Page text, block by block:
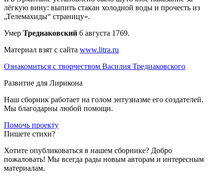
лёгкую вину: выпить стакан холодной воды и прочесть из
„Телемахиды“ страницу».
Умер Тредиаковский 6 августа 1769.
Материал взят с сайта www.litra.ru
Ознакомиться с творчеством Василия Тредиаковского
Развитие для Лирикона
Наш сборник работает на голом энтузиазме его создателей.
Мы благодарны любой помощи.
Помочь проекту
Пишете стихи?
Хотите опубликоваться в нашем сборнике? Добро
пожаловать! Мы всегда рады новым авторам и интересным
материалам.